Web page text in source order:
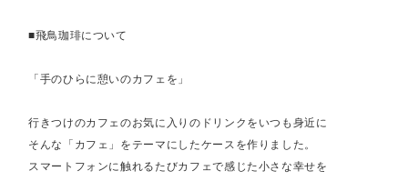
■飛鳥珈琲について
「手のひらに憩いのカフェを」
行きつけのカフェのお気に入りのドリンクをいつも身近に
そんな「カフェ」をテーマにしたケースを作りました。
スマートフォンに触れるたびカフェで感じた小さな幸せを